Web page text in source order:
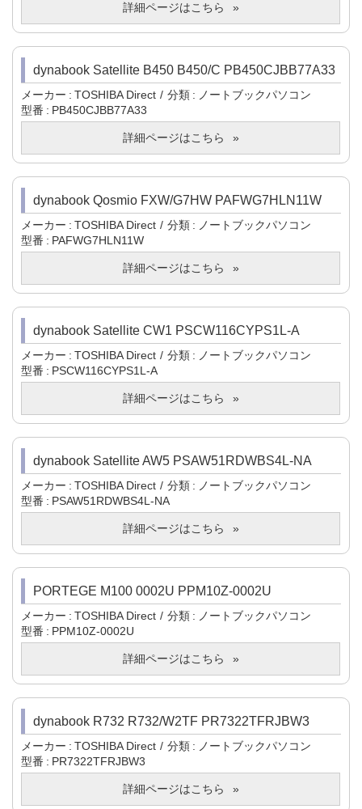
詳細ページはこちら
dynabook Satellite B450 B450/C PB450CJBB77A33
メーカー TOSHIBA Direct 分類
ノートブックパソコン
型番
PB450CJBB77A33
詳細ページはこちら
dynabook Qosmio FXW/G7HW PAFWG7HLN11W
メーカー TOSHIBA Direct 分類
ノートブックパソコン
型番
PAFWG7HLN11W
詳細ページはこちら
dynabook Satellite CW1 PSCW116CYPS1L-A
メーカー TOSHIBA Direct 分類
ノートブックパソコン
型番
PSCW116CYPS1L-A
詳細ページはこちら
dynabook Satellite AW5 PSAW51RDWBS4L-NA
メーカー TOSHIBA Direct 分類
ノートブックパソコン
型番
PSAW51RDWBS4L-NA
詳細ページはこちら
PORTEGE M100 0002U PPM10Z-0002U
メーカー TOSHIBA Direct 分類
ノートブックパソコン
型番
PPM10Z-0002U
詳細ページはこちら
dynabook R732 R732/W2TF PR7322TFRJBW3
メーカー TOSHIBA Direct 分類
ノートブックパソコン
型番
PR7322TFRJBW3
詳細ページはこちら